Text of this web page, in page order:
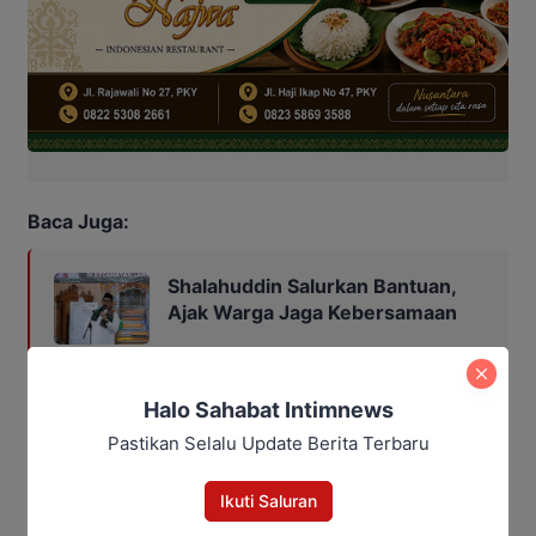
Baca Juga:
Shalahuddin Salurkan Bantuan,
Ajak Warga Jaga Kebersamaan
Halo Sahabat Intimnews
Pastikan Selalu Update Berita Terbaru
Ikuti Saluran